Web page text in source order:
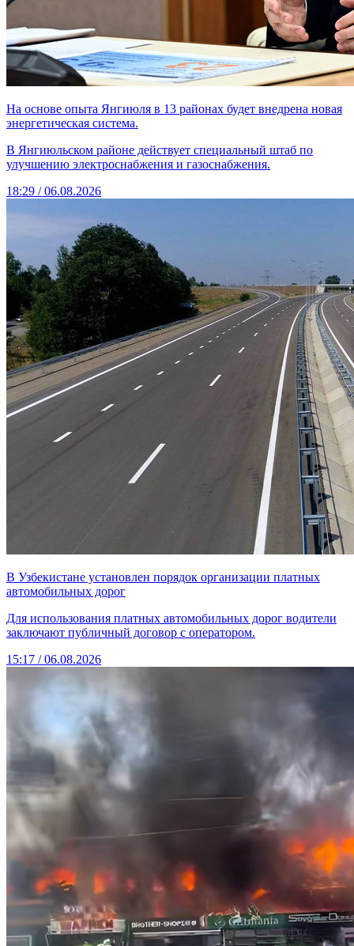
На основе опыта Янгиюля в 13 районах будет внедрена новая
энергетическая система.
В Янгиюльском районе действует специальный штаб по
улучшению электроснабжения и газоснабжения.
18:29 / 06.08.2026
В Узбекистане установлен порядок организации платных
автомобильных дорог
Для использования платных автомобильных дорог водители
заключают публичный договор с оператором.
15:17 / 06.08.2026